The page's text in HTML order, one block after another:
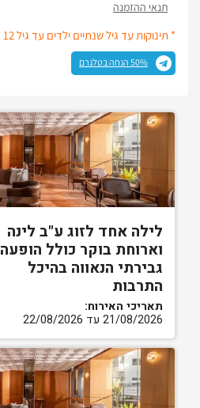
תנאי ההזמנה
* תינוקות עד גיל שנתיים ילדים עד גיל 12 - אלא אם צויין אחרת.
50% הנחה בטלגרם
לילה אחד לזוג ע"ב לינה
וארוחת בוקר כולל הופעה
גבירתי הנאווה בהיכל
התרבות
תאריכי האירוח:
21/08/2026 עד 22/08/2026